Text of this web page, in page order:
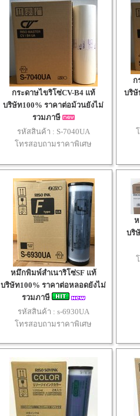
กระดาษไขริโซ่CV-B4 แท้
บริษัท100% ราคาต่อม้วนยังไม่
รวมภาษี
รหัสสินค้า : S-7040UA
โทรสอบถามราคาพิเศษ
ก
บริษั
หมึกพิมพ์สำเนาริโซ่SF แท้
บริษัท100% ราคาต่อหลอดยังไม่
รวมภาษี
รหัสสินค้า : s-6930UA
โทรสอบถามราคาพิเศษ
บริ